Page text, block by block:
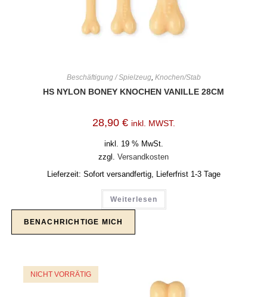
Beschäftigung / Spielzeug, Knochen/Stab
HS NYLON BONEY KNOCHEN VANILLE 28CM
28,90 € inkl. MWST.
inkl. 19 % MwSt.
zzgl. Versandkosten
Lieferzeit: Sofort versandfertig, Lieferfrist 1-3 Tage
Weiterlesen
NICHT VORRÄTIG